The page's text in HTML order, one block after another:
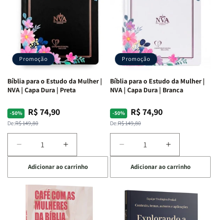
Promoção
Bíblia para o Estudo da Mulher |
NVA | Capa Dura | Preta
-50%
Preço
normal
De:R$ 149,80
Preço
promocional
R$ 74,90
Diminuir
a
quantidade
de
Bíblia
para
Aumentar
a
quantidade
de
Bíblia
para
o
Adicionar ao carrinho
Promoção
Bíblia para o Estudo da Mulher |
NVA | Capa Dura | Branca
-50%
Preço
normal
De:R$ 149,80
Preço
promocional
R$ 74,90
Diminuir
a
quantidade
de
Bíblia
o
Aumentar
a
quantidade
de
Bíblia
para
o
Adicionar ao carrinho